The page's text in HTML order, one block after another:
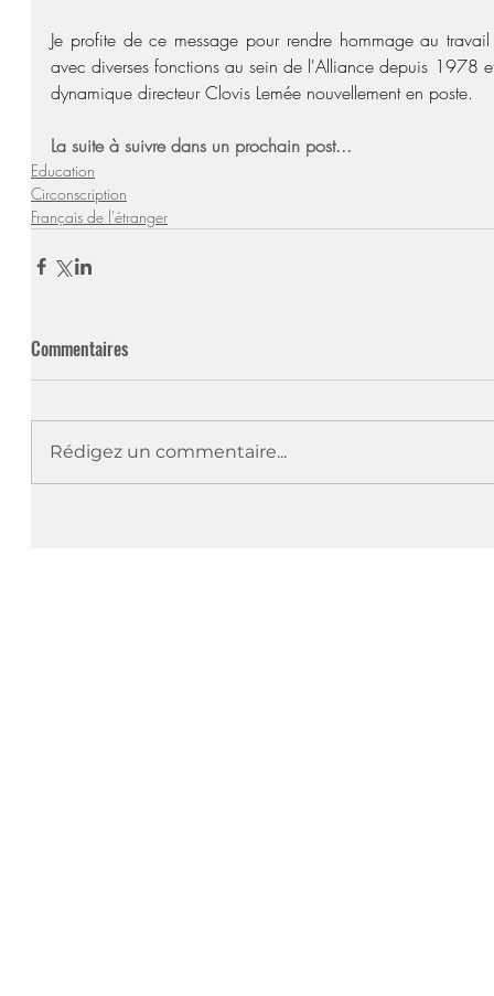
Je profite de ce message pour rendre hommage au
avec diverses fonctions au sein de l'Alliance depuis 1978
dynamique directeur Clovis Lemée nouvellement en poste.
La suite à suivre dans un prochain post...
Education
Circonscription
Français de l'étranger
Commentaires
Rédigez un commentaire...